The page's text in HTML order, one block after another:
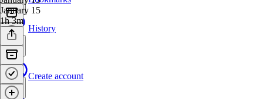
History
Create account
January 15
1h 3m